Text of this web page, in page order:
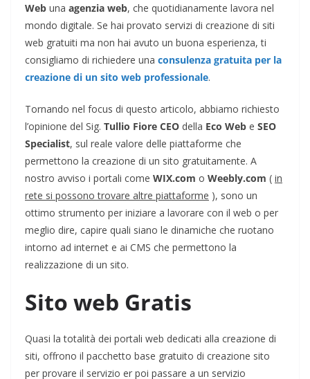
Web una agenzia web, che quotidianamente lavora nel
mondo digitale. Se hai provato servizi di creazione di siti
web gratuiti ma non hai avuto un buona esperienza, ti
consigliamo di richiedere una consulenza gratuita per la
creazione di un sito web professionale.
Tornando nel focus di questo articolo, abbiamo richiesto
l’opinione del Sig. Tullio Fiore CEO della Eco Web e SEO
Specialist, sul reale valore delle piattaforme che
permettono la creazione di un sito gratuitamente. A
nostro avviso i portali come WIX.com o Weebly.com ( in
rete si possono trovare altre piattaforme ), sono un
ottimo strumento per iniziare a lavorare con il web o per
meglio dire, capire quali siano le dinamiche che ruotano
intorno ad internet e ai CMS che permettono la
realizzazione di un sito.
Sito web Gratis
Quasi la totalità dei portali web dedicati alla creazione di
siti, offrono il pacchetto base gratuito di creazione sito
per provare il servizio er poi passare a un servizio